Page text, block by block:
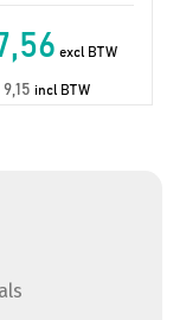
excl BTW
incl BTW